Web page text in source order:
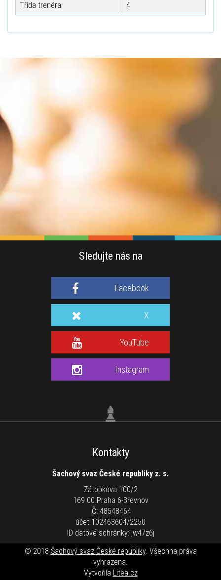
Třída trenéra: 4
Sledujte nás na
Facebook
X
YouTube
Instagram
Kontakty
Šachový svaz České republiky z. s.
Zátopkova 100/2
169 00 Praha 6-Břevnov
IČ: 48548464
účet 102463604/2250
ID datové schránky: jw47z6j
© 2018 Šachový svaz České republiky. Všechna práva
vyhrazena.
Vytvořila Litea.cz